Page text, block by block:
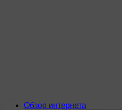
Обзор интернета